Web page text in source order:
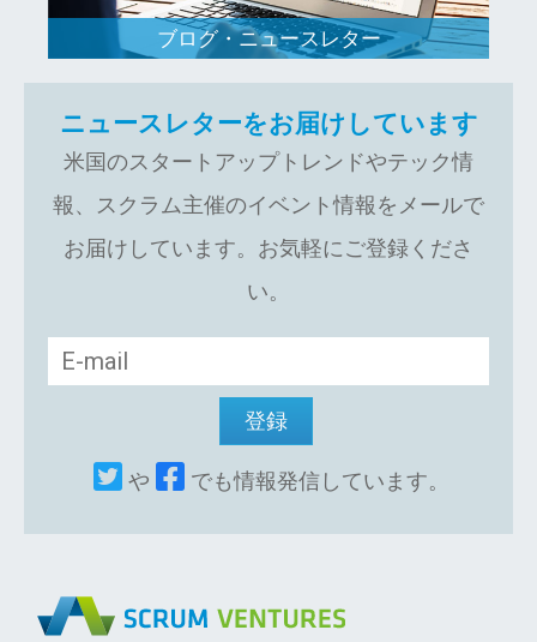
ブログ・ニュースレター
ニュースレターをお届けしています
米国のスタートアップトレンドやテック情
報、スクラム主催のイベント情報をメールで
お届けしています。お気軽にご登録くださ
い。
や でも情報発信しています。